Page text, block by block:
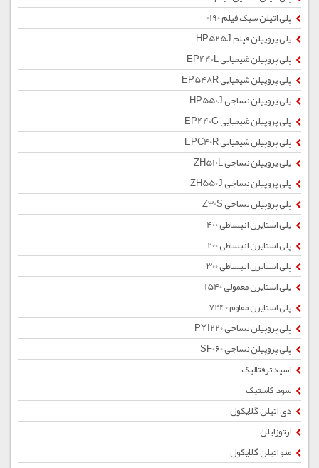
پلی اتیلن سبک فیلم 0190
پلی پروپیلن فیلم HP525J
پلی پروپیلن شیمیایی EP440L
پلی پروپیلن شیمیایی EP548R
پلی پروپیلن نساجی HP550J
پلی پروپیلن شیمیایی EP440G
پلی پروپیلن شیمیایی EPC40R
پلی پروپیلن نساجی ZH510L
پلی پروپیلن نساجی ZH550J
پلی پروپیلن نساجی Z30S
پلی استایرن انبساطی 400
پلی استایرن انبساطی 200
پلی استایرن انبساطی 300
پلی استایرن معمولی 1540
پلی استایرن مقاوم 7240
پلی پروپیلن نساجی PYI220
پلی پروپیلن نساجی SF060
اسید ترفتالیک
سود کاستیک
دی اتیلن گلایکول
ارتوزایلن
منو اتیلن گلایکول